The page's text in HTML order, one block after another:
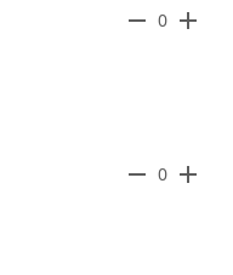
remove 0 add
remove 0 add